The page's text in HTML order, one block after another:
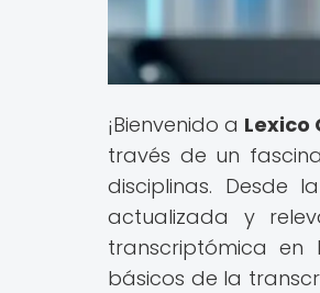
¡Bienvenido a Lexico
través de un
disciplinas. Desde
actualizada y
transcriptómica en
básicos de la